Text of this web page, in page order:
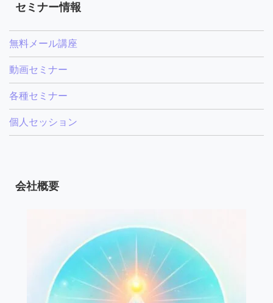
セミナー情報
無料メール講座
動画セミナー
各種セミナー
個人セッション
会社概要